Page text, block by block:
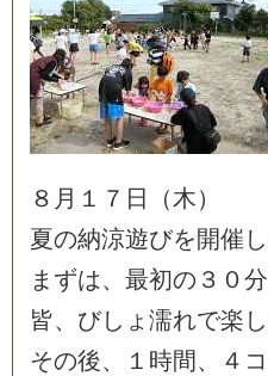
８ 月 １ ７ 日 （木）
夏の納涼遊びを開催 し
ま ずは、 最初の ３ ０分
皆、 びし ょ 濡れで楽 し
その後、 １ 時間 、 ４ コ